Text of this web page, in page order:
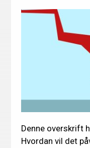
Denne overskrift
Hvordan vil det